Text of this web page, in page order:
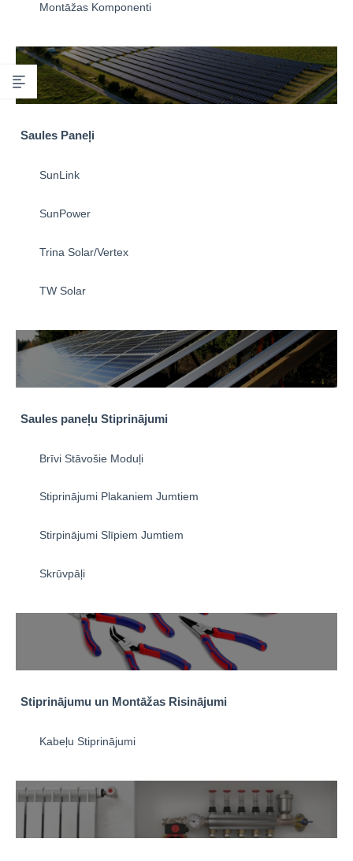
Montāžas Komponenti
Saules Paneļi
SunLink
SunPower
Trina Solar/Vertex
TW Solar
Saules paneļu Stiprinājumi
Brīvi Stāvošie Moduļi
Stiprinājumi Plakaniem Jumtiem
Stirpinājumi Slīpiem Jumtiem
Skrūvpāļi
Stiprinājumu un Montāžas Risinājumi
Kabeļu Stiprinājumi